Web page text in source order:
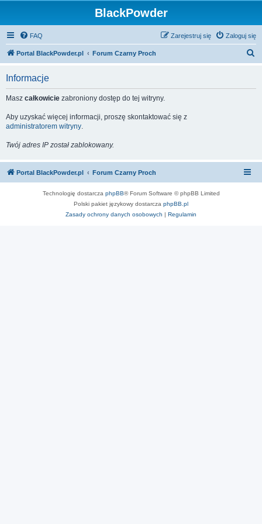
BlackPowder
FAQ Zaloguj się
Zarejestruj się
Portal BlackPowder.pl Forum Czarny Proch
Informacje
Masz całkowicie zabroniony dostęp do tej witryny.
Aby uzyskać więcej informacji, proszę skontaktować się z
administratorem witryny.
Twój adres IP został zablokowany.
Portal BlackPowder.pl Forum Czarny Proch
Technologię dostarcza phpBB® Forum Software © phpBB Limited
Polski pakiet językowy dostarcza phpBB.pl
Zasady ochrony danych osobowych | Regulamin